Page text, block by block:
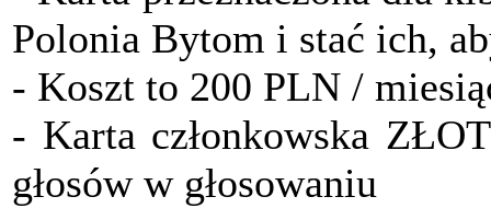
Polonia Bytom i stać ich,
- Koszt to 200 PLN /
- Karta członkowska
głosów w głosowaniu